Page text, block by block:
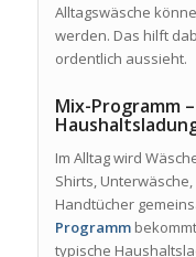
Alltagswäsche
werden. Das hilft
ordentlich aussieht.
Mix-Programm
Im Alltag wird
Shirts,
Handtücher
Programm
typische